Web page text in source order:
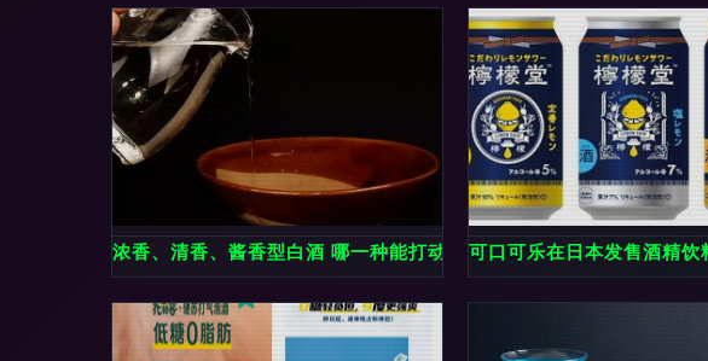
浓香、清香、酱香型白酒 哪一种能打动你的味蕾？可口可乐在日本发售酒精